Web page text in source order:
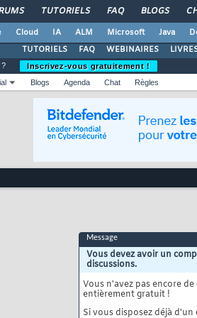
TUTORIELS FAQ BLOGS
Cloud IA ALM Microsoft Java
TUTORIELS
FAQ WEBINAIRES
?
Inscrivez-vous gratuitement !
Blogs Agenda Chat Règles
Message
Vous devez avoir un
discussions.
Vous n'avez pas encore
entièrement gratuit !
Si vous disposez déjà